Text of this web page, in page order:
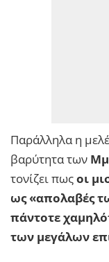
Παράλληλα η
βαρύτητα των
τονίζει πωςοι
ως «απολαβές
πάντοτε
των μεγάλων